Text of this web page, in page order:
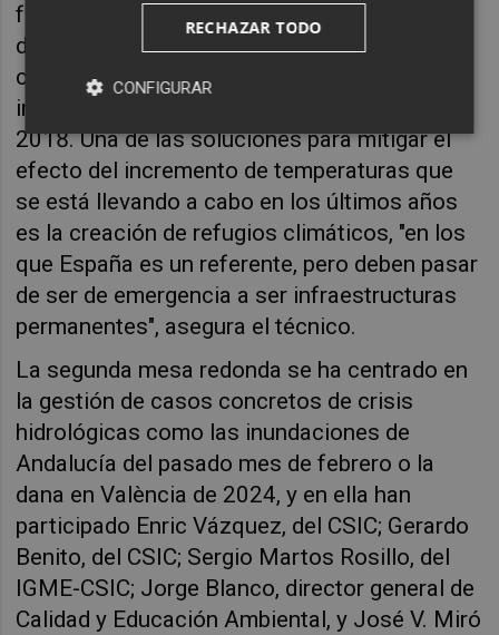
fallecen unas 460.000 personas al año
debido al calor, "ese asesino silencioso", tal y
como lo califica Royé, lo que supone un
incremento del 37% desde el año 1991 hasta
2018. Una de las soluciones para mitigar el
efecto del incremento de temperaturas que
se está llevando a cabo en los últimos años
es la creación de refugios climáticos, "en los
que España es un referente, pero deben pasar
de ser de emergencia a ser infraestructuras
permanentes", asegura el técnico.
La segunda mesa redonda se ha centrado en
la gestión de casos concretos de crisis
hidrológicas como las inundaciones de
Andalucía del pasado mes de febrero o la
dana en València de 2024, y en ella han
participado Enric Vázquez, del CSIC; Gerardo
Benito, del CSIC; Sergio Martos Rosillo, del
IGME-CSIC; Jorge Blanco, director general de
Calidad y Educación Ambiental, y José V. Miró
RECHAZAR TODO
CONFIGURAR